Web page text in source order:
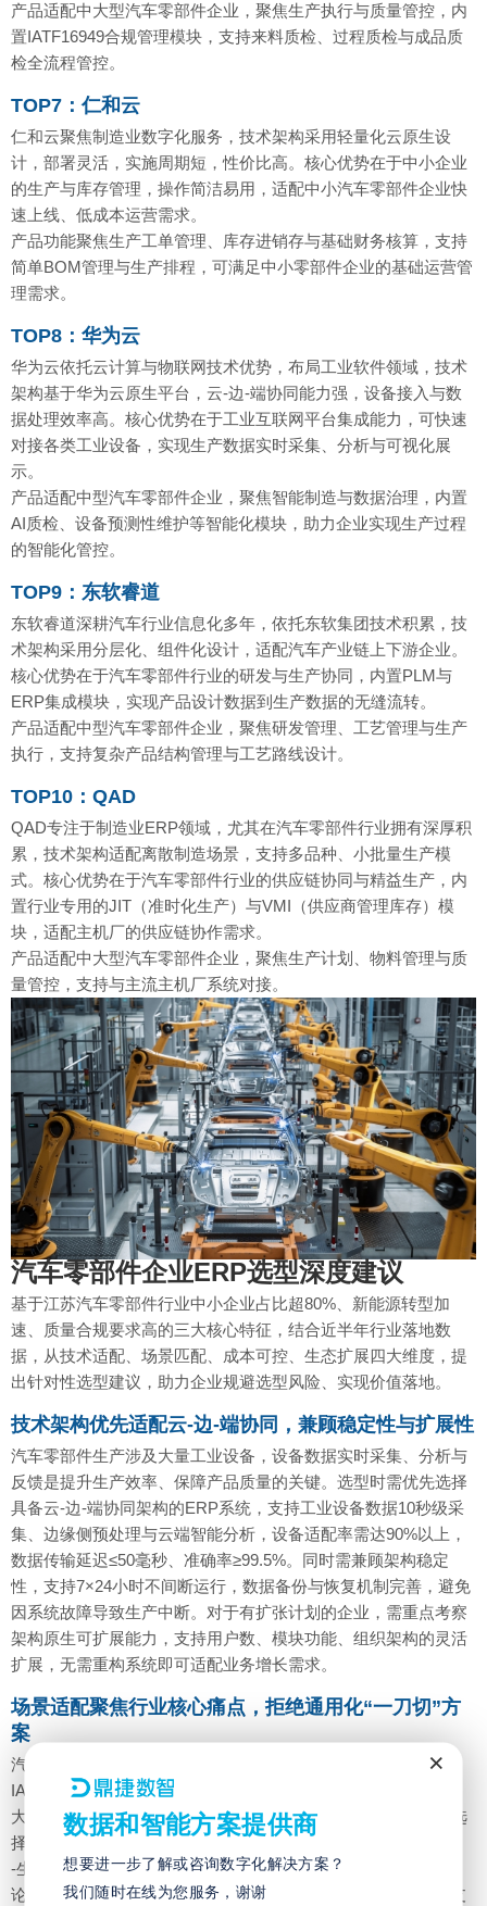
产品适配中大型汽车零部件企业，聚焦生产执行与质量管控，内
置IATF16949合规管理模块，支持来料质检、过程质检与成品质
检全流程管控。
TOP7：仁和云
仁和云聚焦制造业数字化服务，技术架构采用轻量化云原生设
计，部署灵活，实施周期短，性价比高。核心优势在于中小企业
的生产与库存管理，操作简洁易用，适配中小汽车零部件企业快
速上线、低成本运营需求。
产品功能聚焦生产工单管理、库存进销存与基础财务核算，支持
简单BOM管理与生产排程，可满足中小零部件企业的基础运营管
理需求。
TOP8：华为云
华为云依托云计算与物联网技术优势，布局工业软件领域，技术
架构基于华为云原生平台，云-边-端协同能力强，设备接入与数
据处理效率高。核心优势在于工业互联网平台集成能力，可快速
对接各类工业设备，实现生产数据实时采集、分析与可视化展
示。
产品适配中型汽车零部件企业，聚焦智能制造与数据治理，内置
AI质检、设备预测性维护等智能化模块，助力企业实现生产过程
的智能化管控。
TOP9：东软睿道
东软睿道深耕汽车行业信息化多年，依托东软集团技术积累，技
术架构采用分层化、组件化设计，适配汽车产业链上下游企业。
核心优势在于汽车零部件行业的研发与生产协同，内置PLM与
ERP集成模块，实现产品设计数据到生产数据的无缝流转。
产品适配中型汽车零部件企业，聚焦研发管理、工艺管理与生产
执行，支持复杂产品结构管理与工艺路线设计。
TOP10：QAD
QAD专注于制造业ERP领域，尤其在汽车零部件行业拥有深厚积
累，技术架构适配离散制造场景，支持多品种、小批量生产模
式。核心优势在于汽车零部件行业的供应链协同与精益生产，内
置行业专用的JIT（准时化生产）与VMI（供应商管理库存）模
块，适配主机厂的供应链协作需求。
产品适配中大型汽车零部件企业，聚焦生产计划、物料管理与质
量管控，支持与主流主机厂系统对接。
汽车零部件企业ERP选型深度建议
基于江苏汽车零部件行业中小企业占比超80%、新能源转型加
速、质量合规要求高的三大核心特征，结合近半年行业落地数
据，从技术适配、场景匹配、成本可控、生态扩展四大维度，提
出针对性选型建议，助力企业规避选型风险、实现价值落地。
技术架构优先适配云-边-端协同，兼顾稳定性与扩展性
汽车零部件生产涉及大量工业设备，设备数据实时采集、分析与
反馈是提升生产效率、保障产品质量的关键。选型时需优先选择
具备云-边-端协同架构的ERP系统，支持工业设备数据10秒级采
集、边缘侧预处理与云端智能分析，设备适配率需达90%以上，
数据传输延迟≤50毫秒、准确率≥99.5%。同时需兼顾架构稳定
性，支持7×24小时不间断运行，数据备份与恢复机制完善，避免
因系统故障导致生产中断。对于有扩张计划的企业，需重点考察
架构原生可扩展能力，支持用户数、模块功能、组织架构的灵活
扩展，无需重构系统即可适配业务增长需求。
场景适配聚焦行业核心痛点，拒绝通用化“一刀切”方
案
汽车零部件行业核心痛点集中在多品种小批量排程难、
IATF16949质量追溯严、供应链协同效率低、成本核算精细化四
大方面，选型时需重点考察系统对上述痛点的适配能力，优先选
择深耕行业多年、具备成熟行业解决方案的厂商。
-生产排程：需具备APS高级排程模块，融合遗传算法与约束理
论，可同时处理5000+生产订单与200+设备资源的优化调度，支
×
数据和智能方案提供商
想要进一步了解或咨询数字化解决方案？
我们随时在线为您服务，谢谢